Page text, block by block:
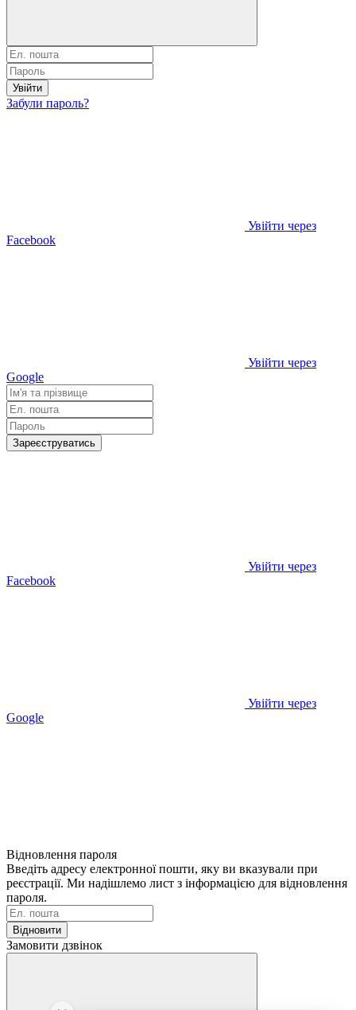
Увійти
Забули пароль?
Увійти через
Facebook
Увійти через
Google
Зареєструватись
Увійти через
Facebook
Увійти через
Google
Відновлення пароля
Введіть адресу електронної пошти, яку ви вказували при
реєстрації. Ми надішлемо лист з інформацією для відновлення
пароля.
Відновити
Замовити дзвінок